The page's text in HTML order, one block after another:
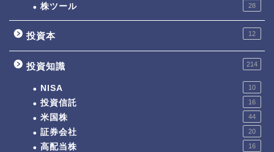
株ツール 28
投資本 12
投資知識 214
NISA 10
投資信託 16
米国株 44
証券会社 20
高配当株 16